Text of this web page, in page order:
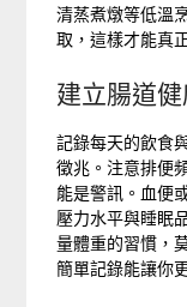
清蒸煮燉等低溫
取，這樣才能真
建立腸道
記錄每天的飲食
徵兆。注意排便
能是警訊。血便
壓力水平與睡眠
量體重的習慣，
簡單記錄能讓你